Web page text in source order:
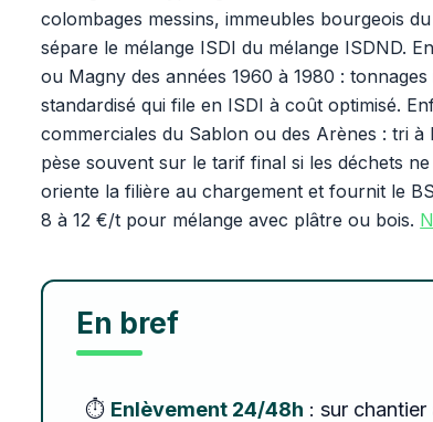
colombages messins, immeubles bourgeois
sépare le mélange ISDI du mélange ISDND.
ou Magny des années 1960 à 1980 :
standardisé qui file en ISDI à coût optimisé.
commerciales du Sablon ou des Arènes : tri
pèse souvent sur le tarif final si les déchets
oriente la filière au chargement et fournit le
8 à 12 €/t pour mélange avec plâtre ou bois.
En bref
⏱️ Enlèvement 24/48h : sur